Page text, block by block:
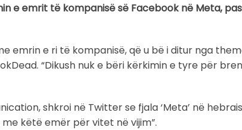
e emrit të kompanisë së Facebook në Meta,
emrin e ri të kompanisë, që u bë i ditur nga
“Dikush nuk e bëri kërkimin e tyre për
shkroi në Twitter se fjala ‘Meta’ në
këtë emër për vitet në vijim”.